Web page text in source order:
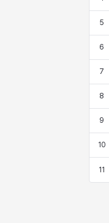
5
6
7
8
9
10
11